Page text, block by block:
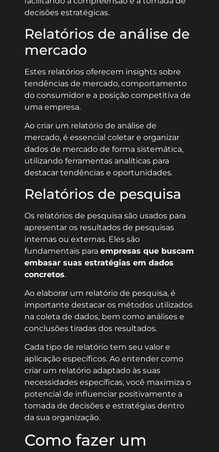
decisões estratégicas.
Relatórios de análise de
mercado
Estes relatórios oferecem insights sobre
tendências de mercado, comportamento
do consumidor e a posição competitiva de
uma empresa.
Ao criar um relatório de análise de
mercado, é essencial coletar e organizar
dados de mercado de forma sistemática,
utilizando ferramentas analíticas para
destacar tendências e oportunidades.
Relatórios de pesquisa
Os relatórios de pesquisa são usados para
apresentar os resultados de pesquisas
internas ou externas. Eles são
fundamentais para empresas que buscam
embasar suas estratégias em dados
concretos.
Ao elaborar um relatório de pesquisa, é
importante destacar os métodos utilizados
na coleta de dados, bem como análises e
conclusões tiradas dos resultados.
Cada tipo de relatório tem seu valor e
aplicação específicos. Ao entender como
criar um relatório adaptado às suas
necessidades específicas, você maximiza o
potencial de influenciar positivamente a
tomada de decisões e estratégias dentro
da sua organização.
Como fazer um